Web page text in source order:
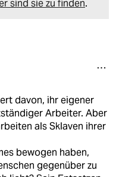
sind sie zu finden.
davon, ihr eigener
Arbeiter. Aber
als Sklaven ihrer
bewogen haben,
gegenüber zu